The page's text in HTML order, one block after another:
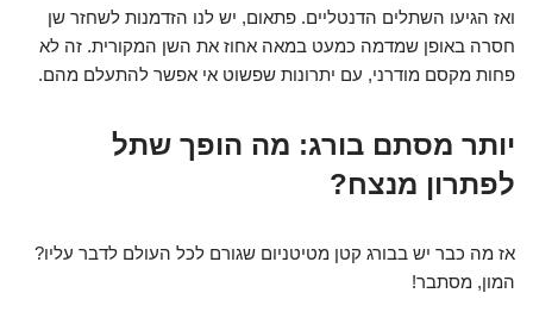
ואז הגיעו השתלים הדנטליים. פתאום, יש לנו הזדמנות לשחזר שן
חסרה באופן שמדמה כמעט במאה אחוז את השן המקורית. זה לא
פחות מקסם מודרני, עם יתרונות שפשוט אי אפשר להתעלם מהם.
יותר מסתם בורג: מה הופך שתל
לפתרון מנצח?
אז מה כבר יש בבורג קטן מטיטניום שגורם לכל העולם לדבר עליו?
המון, מסתבר!